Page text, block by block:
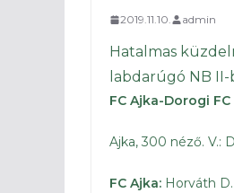
2019.11.10. admin
Hatalmas
labdarúgó NB II-
FC Ajka-Dorogi
Ajka, 300 néző. V.:
FC Ajka: Horváth